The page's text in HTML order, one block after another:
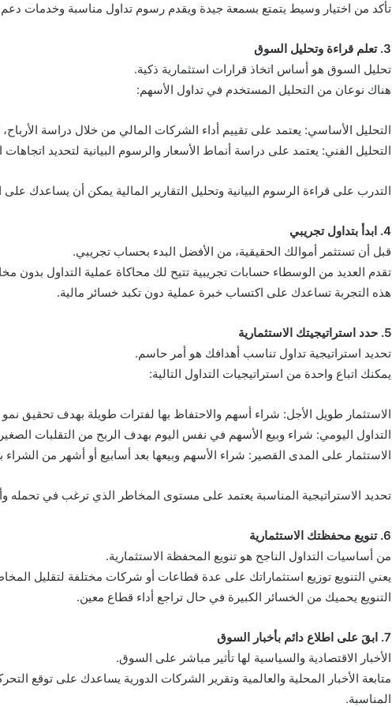
تأكد من اختيار وسيط يتمتع بسمعة جيدة ويقدم رسوم تداول مناسبة وخدمات دعم
3. تعلم قراءة وتحليل السوق
تحليل السوق هو أساس اتخاذ قرارات استثمارية ذكية.
هناك نوعان من التحليل المستخدم في تداول الأسهم:
التحليل الأساسي: يعتمد على تقييم أداء الشركات المالي من خلال دراسة الأرباح،
التحليل الفني: يعتمد على دراسة أنماط الأسعار والرسوم البيانية لتحديد
التدرب على قراءة الرسوم البيانية وتحليل التقارير المالية يمكن أن يساعدك على
4. ابدأ بتداول تجريبي
قبل أن تستثمر أموالك الحقيقية، من الأفضل البدء بحساب تجريبي.
تقدم العديد من الوسطاء حسابات تجريبية تتيح لك محاكاة عملية التداول بدون
هذه التجربة تساعدك على اكتساب خبرة عملية دون تكبد خسائر مالية.
5. حدد استراتيجيتك الاستثمارية
تحديد استراتيجية تداول تناسب أهدافك هو أمر حاسم.
يمكنك اتباع واحدة من استراتيجيات التداول التالية:
الاستثمار طويل الأجل: شراء أسهم والاحتفاظ بها لفترات طويلة بهدف تحقيق
التداول اليومي: شراء وبيع الأسهم في نفس اليوم بهدف الربح من التقلبات
الاستثمار على المدى القصير: شراء الأسهم وبيعها بعد أسابيع أو أشهر من
تحديد الاستراتيجية المناسبة يعتمد على مستوى المخاطر الذي ترغب في تحمله
6. تنويع محفظتك الاستثمارية
من أساسيات التداول الناجح هو تنويع المحفظة الاستثمارية.
يعني التنويع توزيع استثماراتك على عدة قطاعات أو شركات مختلفة لتقليل
التنويع يحميك من الخسائر الكبيرة في حال تراجع أداء قطاع معين.
7. ابقَ على اطلاع دائم بأخبار السوق
الأخبار الاقتصادية والسياسية لها تأثير مباشر على السوق.
متابعة الأخبار المحلية والعالمية وتقرير الشركات الدورية يساعدك على توقع
المناسبة.